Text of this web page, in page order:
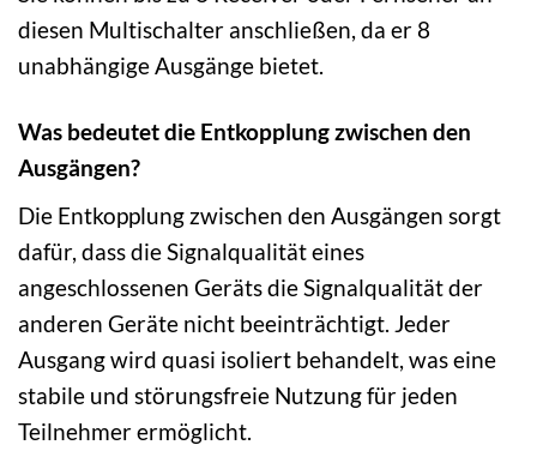
diesen Multischalter anschließen, da er 8
unabhängige Ausgänge bietet.
Was bedeutet die Entkopplung zwischen den
Ausgängen?
Die Entkopplung zwischen den Ausgängen sorgt
dafür, dass die Signalqualität eines
angeschlossenen Geräts die Signalqualität der
anderen Geräte nicht beeinträchtigt. Jeder
Ausgang wird quasi isoliert behandelt, was eine
stabile und störungsfreie Nutzung für jeden
Teilnehmer ermöglicht.